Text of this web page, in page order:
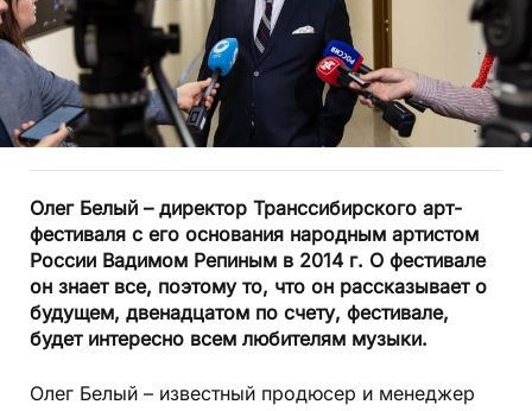
Олег Белый – директор Транссибирского арт-
фестиваля с его основания народным артистом
России Вадимом Репиным в 2014 г. О фестивале
он знает все, поэтому то, что он рассказывает о
будущем, двенадцатом по счету, фестивале,
будет интересно всем любителям музыки.
Олег Белый – известный продюсер и менеджер